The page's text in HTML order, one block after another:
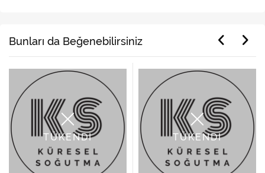
Bunları da Beğenebilirsiniz
TÜKENDİ TÜKENDİ